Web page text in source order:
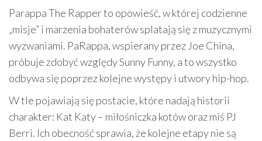
Parappa The Rapper to opowieść, w której codzienne
„misje” i marzenia bohaterów splatają się z muzycznymi
wyzwaniami. PaRappa, wspierany przez Joe China,
próbuje zdobyć względy Sunny Funny, a to wszystko
odbywa się poprzez kolejne występy i utwory hip-hop.
W tle pojawiają się postacie, które nadają historii
charakter: Kat Katy – miłośniczka kotów oraz miś PJ
Berri. Ich obecność sprawia, że kolejne etapy nie są